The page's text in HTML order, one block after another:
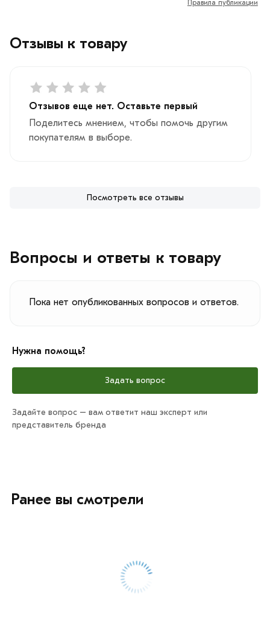
Отзывы к товару
Отзывов еще нет. Оставьте первый
Поделитесь мнением, чтобы помочь другим
покупателям в выборе.
Посмотреть все отзывы
Правила публикации
Вопросы и ответы к товару
Пока нет опубликованных вопросов и ответов.
Нужна помощь?
Задать вопрос
Задайте вопрос – вам ответит наш эксперт или
представитель бренда
Ранее вы смотрели